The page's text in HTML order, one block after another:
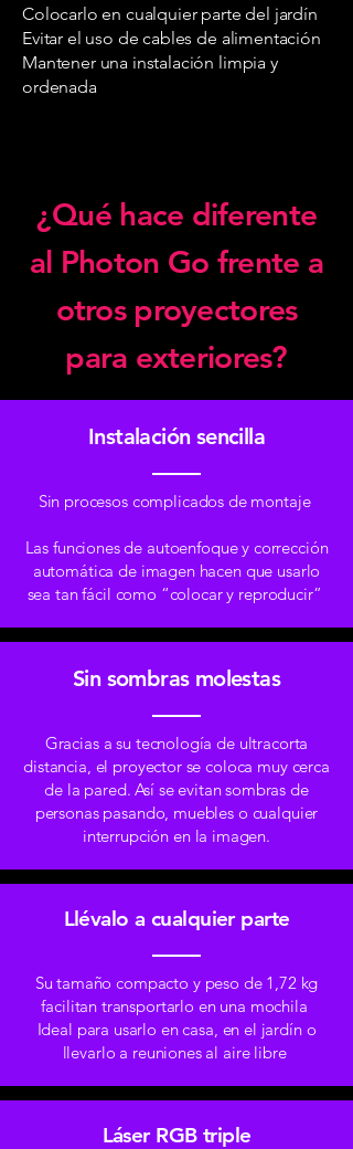
Colocarlo en cualquier parte del jardín
Evitar el uso de cables de alimentación
Mantener una instalación limpia y
ordenada
¿Qué hace diferente
al Photon Go frente a
otros proyectores
para exteriores?
Instalación sencilla
Sin procesos complicados de montaje
Las funciones de autoenfoque y corrección
automática de imagen hacen que usarlo
sea tan fácil como “colocar y reproducir”
Sin sombras molestas
Gracias a su tecnología de ultracorta
distancia, el proyector se coloca muy cerca
de la pared. Así se evitan sombras de
personas pasando, muebles o cualquier
interrupción en la imagen.
Llévalo a cualquier parte
Su tamaño compacto y peso de 1,72 kg
facilitan transportarlo en una mochila
Ideal para usarlo en casa, en el jardín o
llevarlo a reuniones al aire libre
Láser RGB triple